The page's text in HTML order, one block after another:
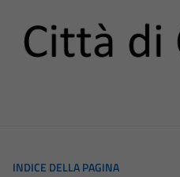
INDICE DELLA PAGINA